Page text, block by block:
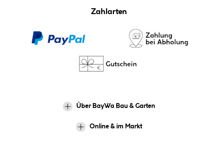
Zahlarten
Über BayWa Bau & Garten
Online & im Markt